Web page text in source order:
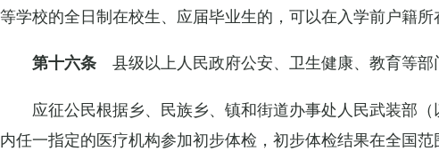
等学校的全日制在校生、应届毕业生的，可以在入学前户籍所
第十六条 县级以上人民政府公安、卫生健康、教育等部
应征公民根据乡、民族乡、镇和街道办事处人民武装部
内任一指定的医疗机构参加初步体检，初步体检结果在全国范